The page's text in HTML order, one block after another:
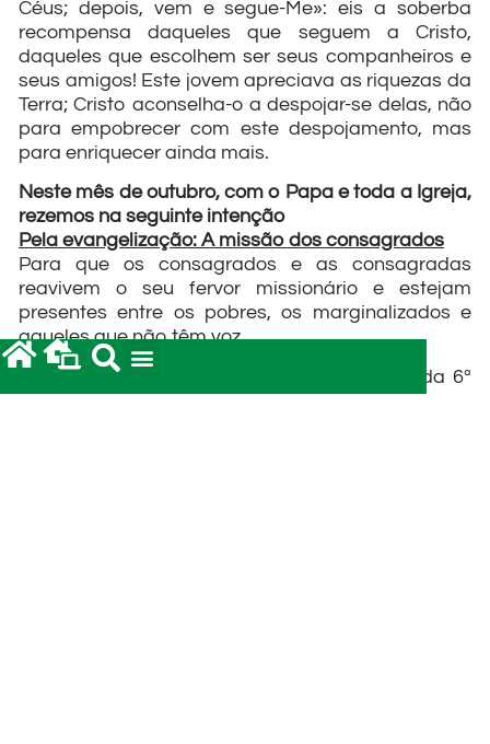
Céus; depois, vem e segue-Me»: eis a soberba
recompensa daqueles que seguem a Cristo,
daqueles que escolhem ser seus companheiros e
seus amigos! Este jovem apreciava as riquezas da
Terra; Cristo aconselha-o a despojar-se delas, não
para empobrecer com este despojamento, mas
para enriquecer ainda mais.
Neste mês de outubro, com o Papa e toda a Igreja,
rezemos na seguinte intenção
Pela evangelização: A missão dos consagrados
Para que os consagrados e as consagradas
reavivem o seu fervor missionário e estejam
presentes entre os pobres, os marginalizados e
aqueles que não têm voz.
Dia 01 de setembro de 2018 – Sexta-feira da 6ª
semana da Páscoa